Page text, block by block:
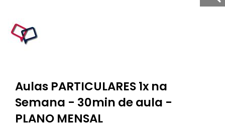
Aulas PARTICULARES 1x na
Semana - 30min de aula -
PLANO MENSAL